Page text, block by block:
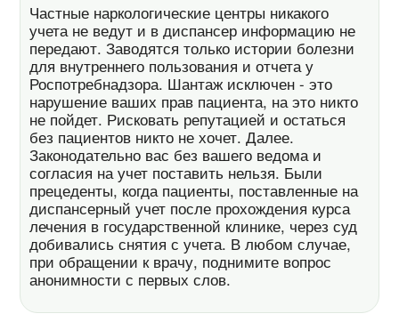
Частные наркологические центры никакого
учета не ведут и в диспансер информацию не
передают. Заводятся только истории болезни
для внутреннего пользования и отчета у
Роспотребнадзора. Шантаж исключен - это
нарушение ваших прав пациента, на это никто
не пойдет. Рисковать репутацией и остаться
без пациентов никто не хочет. Далее.
Законодательно вас без вашего ведома и
согласия на учет поставить нельзя. Были
прецеденты, когда пациенты, поставленные на
диспансерный учет после прохождения курса
лечения в государственной клинике, через суд
добивались снятия с учета. В любом случае,
при обращении к врачу, поднимите вопрос
анонимности с первых слов.